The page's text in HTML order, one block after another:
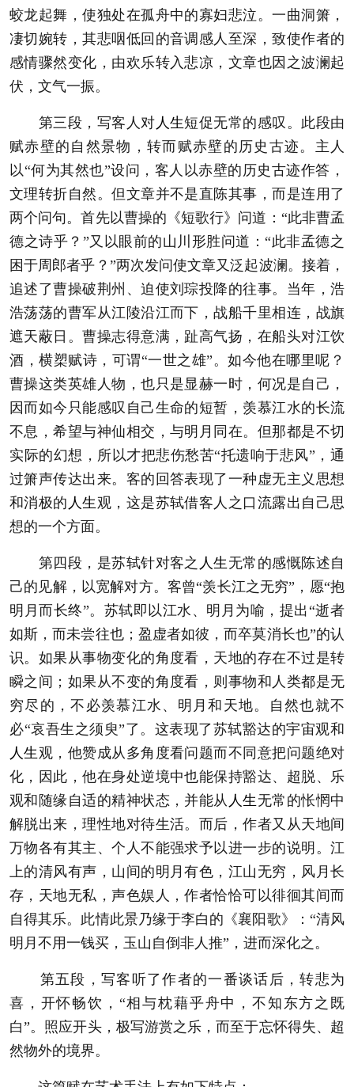
蛟龙起舞，使独处在孤舟中的寡妇悲泣。一曲洞箫，
凄切婉转，其悲咽低回的音调感人至深，致使作者的
感情骤然变化，由欢乐转入悲凉，文章也因之波澜起
伏，文气一振。
第三段，写客人对 人生短促无常的感叹。此段由
赋赤壁的自然景物，转而赋赤壁的历史古迹。主人
以“何为其然也”设问，客人以赤壁的历史古迹作答，
文理转折自然。但文章并不是直陈其事，而是连用了
两个问句。首先以曹操的《短歌行》问道：“此非曹孟
德之诗乎？”又以眼前的山川形胜问道：“此非孟德之
困于周郎者乎？”两次发问使文章又泛起波澜。接着，
追述了曹操破荆州、迫使刘琮投降的往事。当年，浩
浩荡荡的曹军从江陵沿江而下，战船千里相连，战旗
遮天蔽日。曹操志得意满，趾高气扬，在船头对江饮
酒，横槊赋诗，可谓“一世之雄”。如今他在哪里呢？
曹操这类英雄人物，也只是显赫一时，何况是自己，
因而如今只能感叹自己生命的短暂，羡慕江水的长流
不息，希望与神仙相交，与明月同在。但那都是不切
实际的幻想，所以才把悲伤愁苦“托遗响于悲风”，通
过箫声传达出来。客的回答表现了一种虚无主义思想
和消极的 人生观，这是苏轼借客人之口流露出自己思
想的一个方面。
第四段，是苏轼针对客之 人生 无常的感慨陈述自
己的见解，以宽解对方。客曾“羡长江之无穷”，愿“抱
明月而长终”。苏轼即以江水、明月为喻，提出“逝者
如斯，而未尝往也；盈虚者如彼，而卒莫消长也”的认
识。如果从事物变化的角度看，天地的存在不过是转
瞬之间；如果从不变的角度看，则事物和人类都是无
穷尽的，不必羡慕江水、明月和天地。自然也就不
必“哀吾生之须臾”了。这表现了苏轼豁达的宇宙观和
人生观，他赞成从多角度看问题而不同意把问题绝对
化，因此，他在身处逆境中也能保持豁达、超脱、乐
观和随缘自适的精神状态，并能从 人生 无常的怅惘中
解脱出来，理性地对待生活。而后，作者又从天地间
万物各有其主、个人不能强求予以进一步的说明。江
上的清风有声，山间的明月有色，江山无穷，风月长
存，天地无私，声色娱人，作者恰恰可以徘徊其间而
自得其乐。此情此景乃缘于李白的《襄阳歌》：“清风
明月不用一钱买，玉山自倒非人推”，进而深化之。
第五段，写客听了作者的一番谈话后，转悲为
喜，开怀畅饮，“相与枕藉乎舟中，不知东方之既
白”。照应开头，极写游赏之乐，而至于忘怀得失、超
然物外的境界。